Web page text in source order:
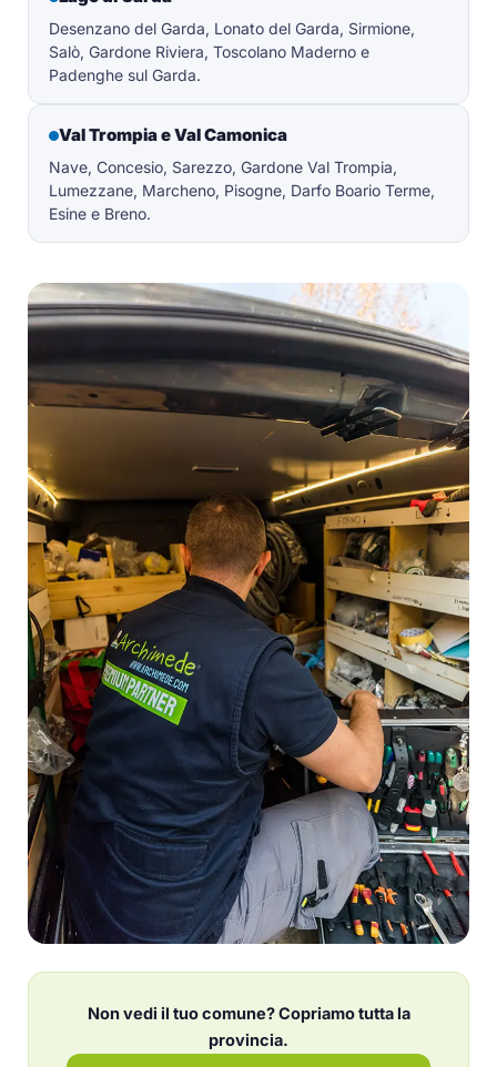
Desenzano del Garda, Lonato del Garda, Sirmione,
Salò, Gardone Riviera, Toscolano Maderno e
Padenghe sul Garda.
Val Trompia e Val Camonica
Nave, Concesio, Sarezzo, Gardone Val Trompia,
Lumezzane, Marcheno, Pisogne, Darfo Boario Terme,
Esine e Breno.
Non vedi il tuo comune? Copriamo tutta la
provincia.